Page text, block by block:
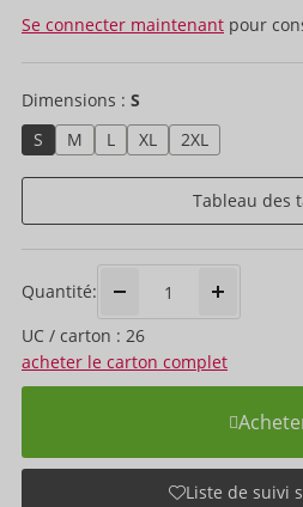
Se connecter maintenant pour
Dimensions : S
S
M L XL 2XL
Tableau des
Quantité:
UC / carton : 26
acheter le carton complet
Liste de suivi